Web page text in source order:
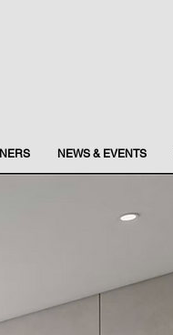
NEWS & EVENTS